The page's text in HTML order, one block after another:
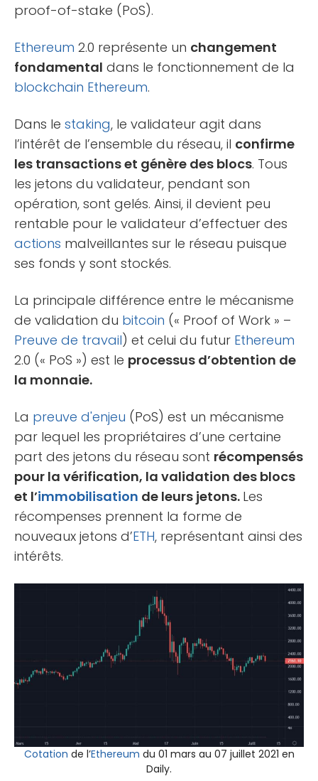
proof-of-stake (PoS).
Ethereum 2.0 représente un changement
fondamental dans le fonctionnement de la
blockchain Ethereum.
Dans le staking, le validateur agit dans
l’intérêt de l’ensemble du réseau, il confirme
les transactions et génère des blocs. Tous
les jetons du validateur, pendant son
opération, sont gelés. Ainsi, il devient peu
rentable pour le validateur d’effectuer des
actions malveillantes sur le réseau puisque
ses fonds y sont stockés.
La principale différence entre le mécanisme
de validation du bitcoin (« Proof of Work » –
Preuve de travail) et celui du futur Ethereum
2.0 (« PoS ») est le processus d’obtention de
la monnaie.
La preuve d'enjeu (PoS) est un mécanisme
par lequel les propriétaires d’une certaine
part des jetons du réseau sont récompensés
pour la vérification, la validation des blocs
et l’immobilisation de leurs jetons. Les
récompenses prennent la forme de
nouveaux jetons d’ETH, représentant ainsi des
intérêts.
Cotation de l’Ethereum du 01 mars au 07 juillet 2021 en
Daily.